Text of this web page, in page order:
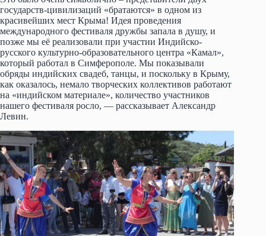
государств-цивилизаций «братаются» в одном из
красивейших мест Крыма! Идея проведения
международного фестиваля дружбы запала в душу, и
позже мы её реализовали при участии Индийско-
русского культурно-образовательного центра «Камал»,
который работал в Симферополе. Мы показывали
обряды индийских свадеб, танцы, и поскольку в Крыму,
как оказалось, немало творческих коллективов работают
на «индийском материале», количество участников
нашего фестиваля росло, — рассказывает Александр
Левин.